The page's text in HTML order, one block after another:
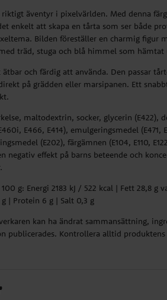
äventyr i pixelvärlden. Med denna
enkelt att skapa en tårta som ser både
Bilden föreställer en charmig figur
träd, stuga och blå himmel som
och färdig att använda. Den passar
på grädden eller marsipanen. Ett
maltodextrin, socker, glycerin (E422),
E466, E414), emulgeringsmedel (E471,
(E202), färgämnen (E104, E110,
negativ effekt på barns beteende och
g: Energi 2183 kJ / 522 kcal | Fett 28,8 g
g | Protein 6 g | Salt 0,3 g
kan ha ändrat sammansättning,
publicerades. Kontrollera alltid